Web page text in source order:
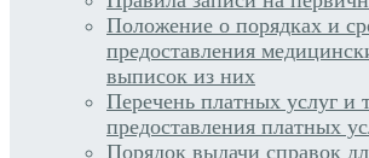
Положение о порядках и
предоставления
выписок из них
Перечень платных услуг и
предоставления платных
Порядок выдачи справок